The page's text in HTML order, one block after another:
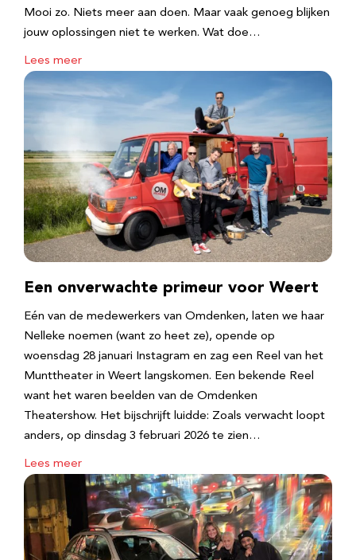
Mooi zo. Niets meer aan doen. Maar vaak genoeg blijken
jouw oplossingen niet te werken. Wat doe…
Lees meer
Een onverwachte primeur voor Weert
Eén van de medewerkers van Omdenken, laten we haar
Nelleke noemen (want zo heet ze), opende op
woensdag 28 januari Instagram en zag een Reel van het
Munttheater in Weert langskomen. Een bekende Reel
want het waren beelden van de Omdenken
Theatershow. Het bijschrijft luidde: Zoals verwacht loopt
anders, op dinsdag 3 februari 2026 te zien…
Lees meer